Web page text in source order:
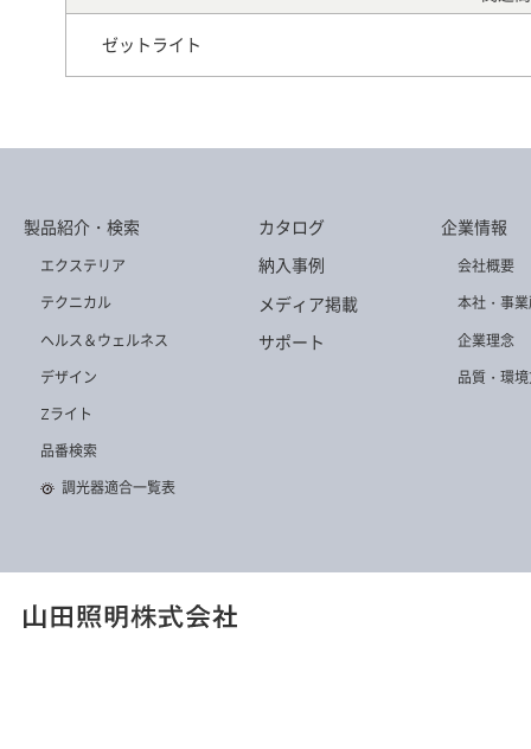
Z-B16 SL Z-10RB
ゼットライト
製品紹介・検索
エクステリア
テクニカル
ヘルス＆ウェルネス
デザイン
Zライト
品番検索
調光器適合一覧表
カタログ
納入事例
メディア掲載
サポート
企業情報
会社概要
本社・事
企業理念
品質・環